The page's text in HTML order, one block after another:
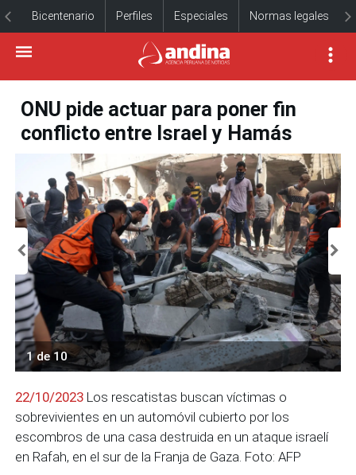
Bicentenario Perfiles Especiales Normas legales
ONU pide actuar para poner fin
conflicto entre Israel y Hamás
1 de 10
22/10/2023 Los rescatistas buscan víctimas o
sobrevivientes en un automóvil cubierto por los
escombros de una casa destruida en un ataque israelí
en Rafah, en el sur de la Franja de Gaza. Foto: AFP